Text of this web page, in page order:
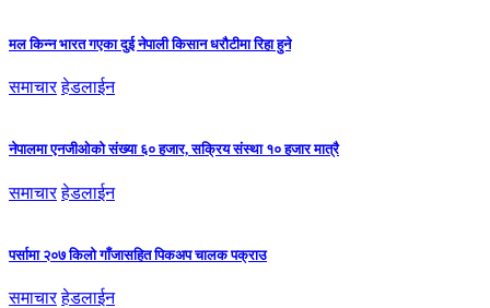
मल किन्न भारत गएका दुई नेपाली किसान धरौटीमा रिहा हुने
समाचार हेडलाईन
नेपालमा एनजीओको संख्या ६० हजार, सक्रिय संस्था १० हजार मात्रै
समाचार हेडलाईन
पर्सामा २०७ किलो गाँजासहित पिकअप चालक पक्राउ
समाचार हेडलाईन